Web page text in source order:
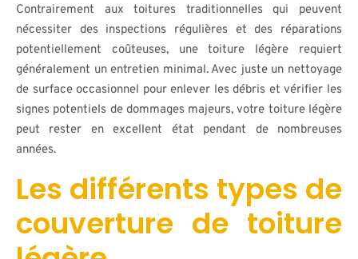
Contrairement aux toitures traditionnelles qui peuvent
nécessiter des inspections régulières et des réparations
potentiellement coûteuses, une toiture légère requiert
généralement un entretien minimal. Avec juste un nettoyage
de surface occasionnel pour enlever les débris et vérifier les
signes potentiels de dommages majeurs, votre toiture légère
peut rester en excellent état pendant de nombreuses
années.
Les différents types de
couverture de toiture